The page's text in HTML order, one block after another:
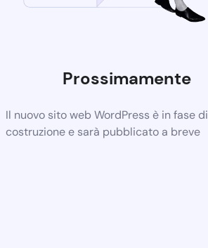
Prossimamente
Il nuovo sito web WordPress è in fase di
costruzione e sarà pubblicato a breve